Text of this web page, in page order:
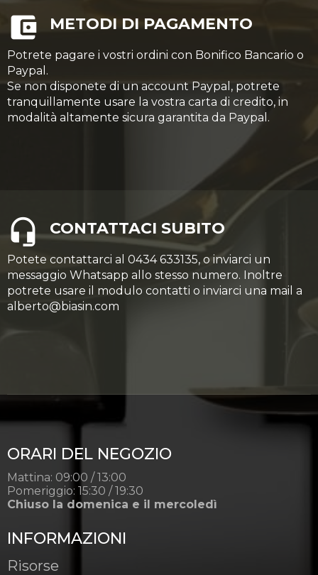
METODI DI PAGAMENTO
Potrete pagare i vostri ordini con Bonifico Bancario o
Paypal.
Se non disponete di un account Paypal, potrete
tranquillamente usare la vostra carta di credito, in
modalità altamente sicura garantita da Paypal.
CONTATTACI SUBITO
Potete contattarci al 0434 633135, o inviarci un
messaggio Whatsapp allo stesso numero. Inoltre
potrete usare il modulo contatti o inviarci una mail a
alberto@biasin.com
ORARI DEL NEGOZIO
Mattina: 09:00 / 13:00
Pomeriggio: 15:30 / 19:30
Chiuso la domenica e il mercoledì
INFORMAZIONI
Risorse